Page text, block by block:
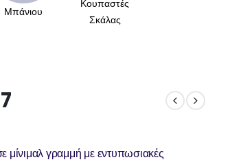
Μπάνιου
Κουπαστές
Σκάλας
μίνιμαλ γραμμή με εντυπωσιακές